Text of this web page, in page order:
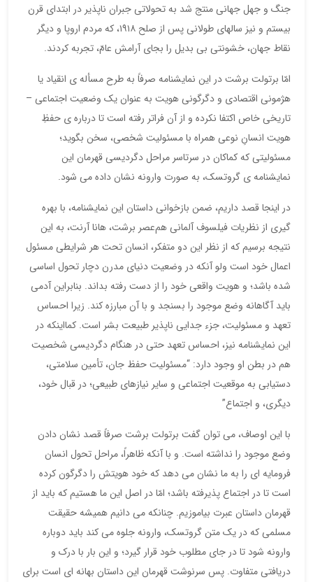
جنگ و جهل جهانی منتج شد به تحولاتی جبران ناپذیر در ابتدای قرن
بیستم و نیز سالهای طولانی پس از صلح ۱۹۱۸، که مردم اروپا و دیگر
نقاط جهان، خشونتی بی بدیل را بجای آرامش عامّ، تجربه کردند.
امّا برتولت برشت در این نمایشنامه صرفاً به طرح مسأله ی انقیاد یا
هژمونی اقتصادی و دگرگونی هویت به عنوان یک وضعیت اجتماعی –
تاریخی خاص اکتفا نکرده و از آن فراتر رفته است تا درباره ی حفظِ
هویت انسانِ نوعی همراه با مسئولیت شخصی، سخن بگوید؛
مسئولیتی که کماکان در سرتاسر مراحل دگردیسی قهرمان این
نمایشنامه ی گروتسک، به صورت وارونه نشان داده می شود.
در اینجا قصد داریم، ضمن بازخوانی داستان این نمایشنامه، با بهره
گیری از نظریات فیلسوف آلمانی هم‌عصر برشت، هانا آرنت، به این
نتیجه برسیم که از نظر این دو متفکر، انسان تحت هر شرایطی مسئول
اعمال خود است ولو آنکه در وضعیت دنیای مدرن دچار تحول اساسی
شده باشد؛ و هویت واقعی خود را از دست رفته بداند. بنابراین آدمی
باید آگاهانه وضع موجود را بسنجد و با آن مبارزه کند. زیرا احساس
تعهد و مسئولیت، جزء جدایی ناپذیر طبیعت بشر است. کمااینکه در
این نمایشنامه نیز، احساس تعهد حتی در هنگام دگردیسی شخصیت
هم در بطن او وجود دارد: “مسئولیت حفظ جان، تأمین سلامتی،
دستیابی به موقعیت اجتماعی و سایر نیازهای طبیعی؛ در قبال خود،
دیگری، و اجتماع”
با این اوصاف، می توان گفت برتولت برشت صرفاً قصد نشان دادن
وضع موجود را نداشته است. و با آنکه ظاهراً، مراحل تحول انسان
فرومایه ای را به ما نشان می دهد که خود هویتش را دگرگون کرده
است تا در اجتماع پذیرفته باشد؛ امّا در اصل این ما هستیم که باید از
قهرمان داستان عبرت بیاموزیم. چنانکه می دانیم همیشه حقیقت
مسلمی که در یک متن گروتسک، وارونه جلوه می کند باید دوباره
وارونه شود تا در جای مطلوب خود قرار گیرد؛ و این بار با درک و
دریافتی متفاوت. پس سرنوشت قهرمان این داستان بهانه ای است برای